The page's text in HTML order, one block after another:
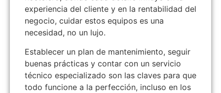
experiencia del cliente y en la rentabilidad del
negocio, cuidar estos equipos es una
necesidad, no un lujo.
Establecer un plan de mantenimiento, seguir
buenas prácticas y contar con un servicio
técnico especializado son las claves para que
todo funcione a la perfección, incluso en los